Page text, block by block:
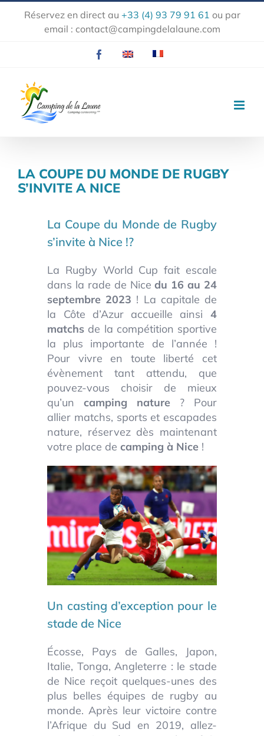
Réservez en direct au +33 (4) 93 79 91 61 ou par
email : contact@campingdelalaune.com
Facebook
EN FR
LA COUPE DU MONDE DE RUGBY
S’INVITE A NICE
La Coupe du Monde de Rugby
s’invite à Nice !?
La Rugby World Cup fait escale
dans la rade de Nicedu 16 au 24
septembre 2023 ! La capitale de
la Côte d’Azur accueille ainsi 4
matchs de la compétition sportive
la plus importante de l’année !
Pour vivre en toute liberté cet
évènement tant attendu, que
pouvez-vous choisir de mieux
qu’uncamping nature ? Pour
allier matchs, sports et escapades
nature, réservez dès maintenant
votre place decamping à Nice !
Un casting d’exception pour le
stade de Nice
Écosse, Pays de Galles, Japon,
Italie, Tonga, Angleterre : le stade
de Nice reçoit quelques-unes des
plus belles équipes de rugby au
monde. Après leur victoire contre
l’Afrique du Sud en 2019, allez-